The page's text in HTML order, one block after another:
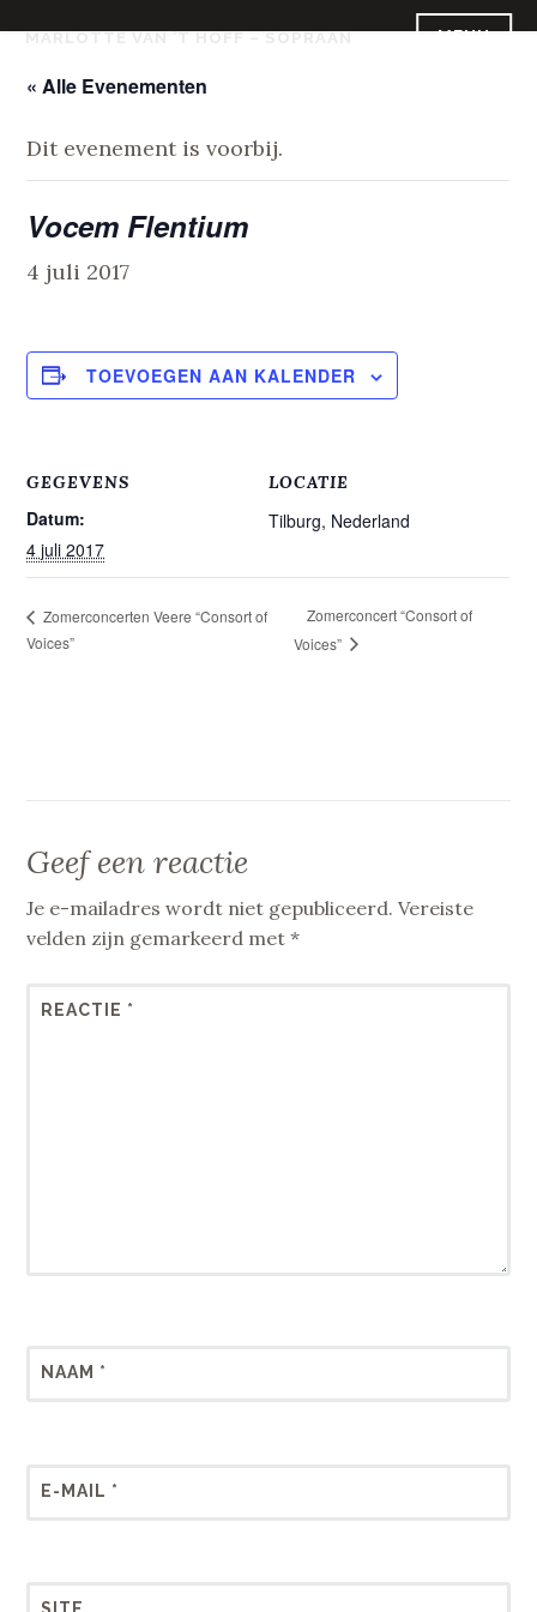
content
MENU
« Alle Evenementen
Dit evenement is voorbij.
Vocem Flentium
4 juli 2017
TOEVOEGEN AAN KALENDER
GEGEVENS
Datum:
4 juli 2017
LOCATIE
Tilburg, Nederland
Zomerconcerten Veere “Consort of
Voices”
Zomerconcert “Consort of
Voices”
Geef een reactie
Je e-mailadres wordt niet gepubliceerd. Vereiste
velden zijn gemarkeerd met*
REACTIE *
NAAM *
E-MAIL *